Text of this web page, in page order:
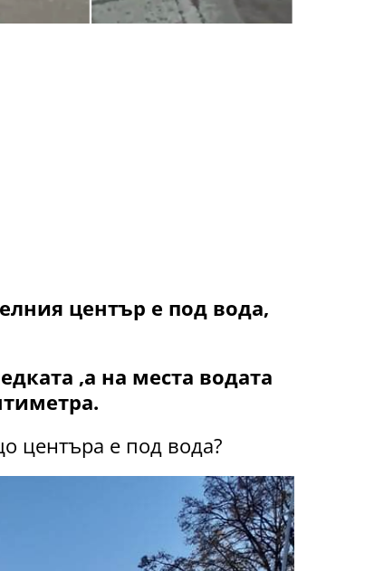
център е под вода,
,а на места водата
центъра е под вода?